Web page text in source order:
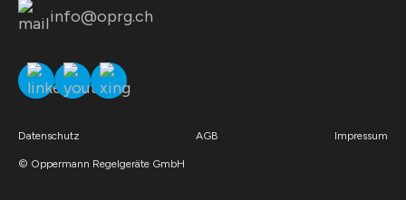
info@oprg.ch
© Oppermann Regelgeräte GmbH
Datenschutz AGB Impressum